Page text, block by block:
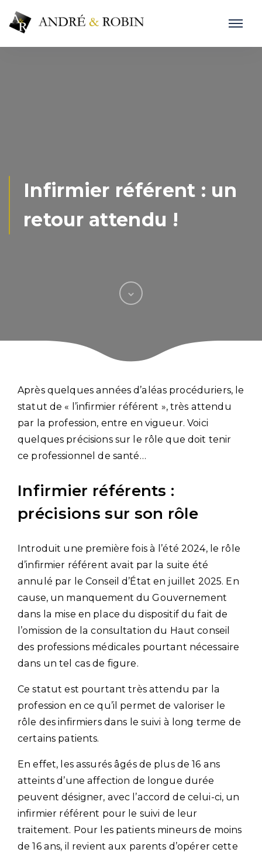
Infirmier référent : un
retour attendu !
Après quelques années d’aléas procéduriers, le
statut de « l’infirmier référent », très attendu
par la profession, entre en vigueur. Voici
quelques précisions sur le rôle que doit tenir
ce professionnel de santé…
Infirmier référents :
précisions sur son rôle
Introduit une première fois à l’été 2024, le rôle
d’infirmier référent avait par la suite été
annulé par le Conseil d’État en juillet 2025. En
cause, un manquement du Gouvernement
dans la mise en place du dispositif du fait de
l’omission de la consultation du Haut conseil
des professions médicales pourtant nécessaire
dans un tel cas de figure.
Ce statut est pourtant très attendu par la
profession en ce qu’il permet de valoriser le
rôle des infirmiers dans le suivi à long terme de
certains patients.
En effet, les assurés âgés de plus de 16 ans
atteints d’une affection de longue durée
peuvent désigner, avec l’accord de celui-ci, un
infirmier référent pour le suivi de leur
traitement. Pour les patients mineurs de moins
de 16 ans, il revient aux parents d’opérer cette